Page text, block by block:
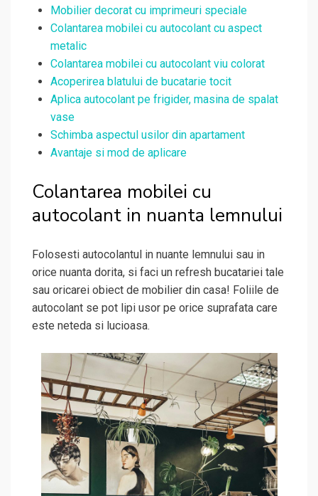
Mobilier decorat cu imprimeuri speciale
Colantarea mobilei cu autocolant cu aspect
metalic
Colantarea mobilei cu autocolant viu colorat
Acoperirea blatului de bucatarie tocit
Aplica autocolant pe frigider, masina de spalat
vase
Schimba aspectul usilor din apartament
Avantaje si mod de aplicare
Colantarea mobilei cu
autocolant in nuanta lemnului
Folosesti autocolantul in nuante lemnului sau in
orice nuanta dorita, si faci un refresh bucatariei tale
sau oricarei obiect de mobilier din casa! Foliile de
autocolant se pot lipi usor pe orice suprafata care
este neteda si lucioasa.